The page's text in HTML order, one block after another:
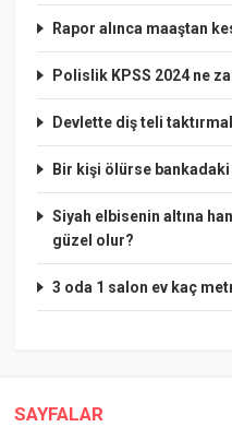
Rapor alınca maaştan
Polislik KPSS 2024 ne
Devlette diş teli
Bir kişi ölürse
Siyah elbisenin altına
güzel olur?
3 oda 1 salon ev kaç
SAYFALAR